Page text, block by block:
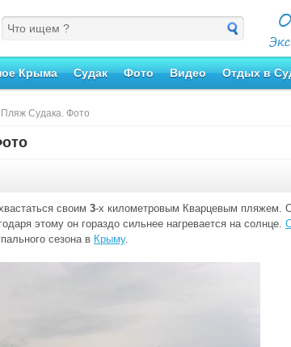
Крыма Судак Фото Видео Отдых в
Судака. Фото
своим 3-х километровым Кварцевым пляжем.
этому он гораздо сильнее нагревается на солнце.
сезона в Крыму.